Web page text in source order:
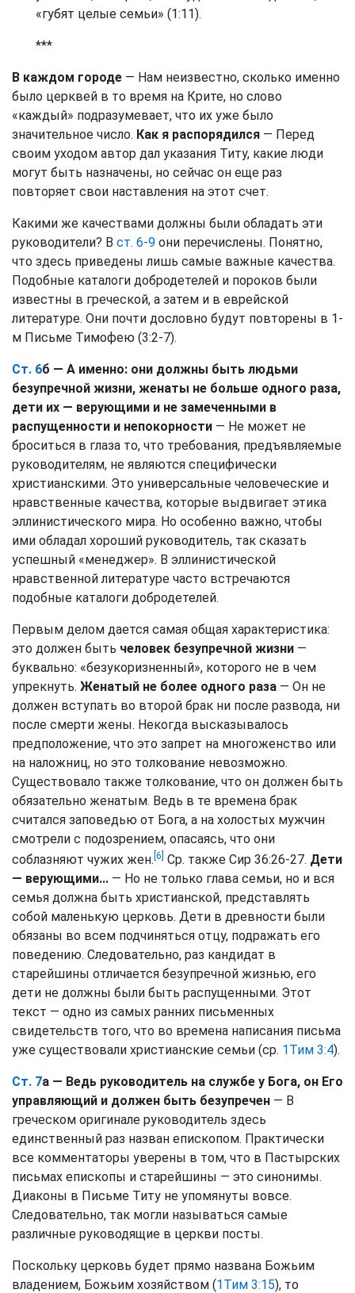
«губят целые семьи» (1:11).
***
В каждом городе — Нам неизвестно, сколько именно
было церквей в то время на Крите, но слово
«каждый» подразумевает, что их уже было
значительное число. Как я распорядился — Перед
своим уходом автор дал указания Титу, какие люди
могут быть назначены, но сейчас он еще раз
повторяет свои наставления на этот счет.
Какими же качествами должны были обладать эти
руководители? В ст. 6-9 они перечислены. Понятно,
что здесь приведены лишь самые важные качества.
Подобные каталоги добродетелей и пороков были
известны в греческой, а затем и в еврейской
литературе. Они почти дословно будут повторены в 1-
м Письме Тимофею (3:2-7).
Ст. 6б — А именно: они должны быть людьми
безупречной жизни, женаты не больше одного раза,
дети их — верующими и не замеченными в
распущенности и непокорности — Не может не
броситься в глаза то, что требования, предъявляемые
руководителям, не являются специфически
христианскими. Это универсальные человеческие и
нравственные качества, которые выдвигает этика
эллинистического мира. Но особенно важно, чтобы
ими обладал хороший руководитель, так сказать
успешный «менеджер». В эллинистической
нравственной литературе часто встречаются
подобные каталоги добродетелей.
Первым делом дается самая общая характеристика:
это должен быть человек безупречной жизни —
буквально: «безукоризненный», которого не в чем
упрекнуть. Женатый не более одного раза — Он не
должен вступать во второй брак ни после развода, ни
после смерти жены. Некогда высказывалось
предположение, что это запрет на многоженство или
на наложниц, но это толкование невозможно.
Существовало также толкование, что он должен быть
обязательно женатым. Ведь в те времена брак
считался заповедью от Бога, а на холостых мужчин
смотрели с подозрением, опасаясь, что они
соблазняют чужих жен. [6] Ср. также Сир 36:26-27. Дети
— верующими... — Но не только глава семьи, но и вся
семья должна быть христианской, представлять
собой маленькую церковь. Дети в древности были
обязаны во всем подчиняться отцу, подражать его
поведению. Следовательно, раз кандидат в
старейшины отличается безупречной жизнью, его
дети не должны были быть распущенными. Этот
текст — одно из самых ранних письменных
свидетельств того, что во времена написания письма
уже существовали христианские семьи (ср. 1Тим 3:4).
Ст. 7а — Ведь руководитель на службе у Бога, он Его
управляющий и должен быть безупречен — В
греческом оригинале руководитель здесь
единственный раз назван епископом. Практически
все комментаторы уверены в том, что в Пастырских
письмах епископы и старейшины — это синонимы.
Диаконы в Письме Титу не упомянуты вовсе.
Следовательно, так могли называться самые
различные руководящие в церкви посты.
Поскольку церковь будет прямо названа Божьим
владением, Божьим хозяйством (1Тим 3:15), то